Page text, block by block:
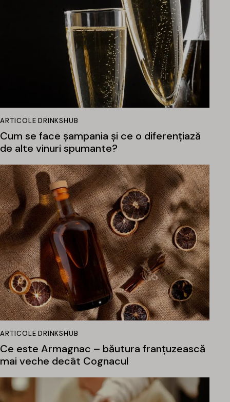
ARTICOLE DRINKSHUB
Cum se face șampania și ce o diferențiază
de alte vinuri spumante?
ARTICOLE DRINKSHUB
Ce este Armagnac – băutura franțuzească
mai veche decât Cognacul